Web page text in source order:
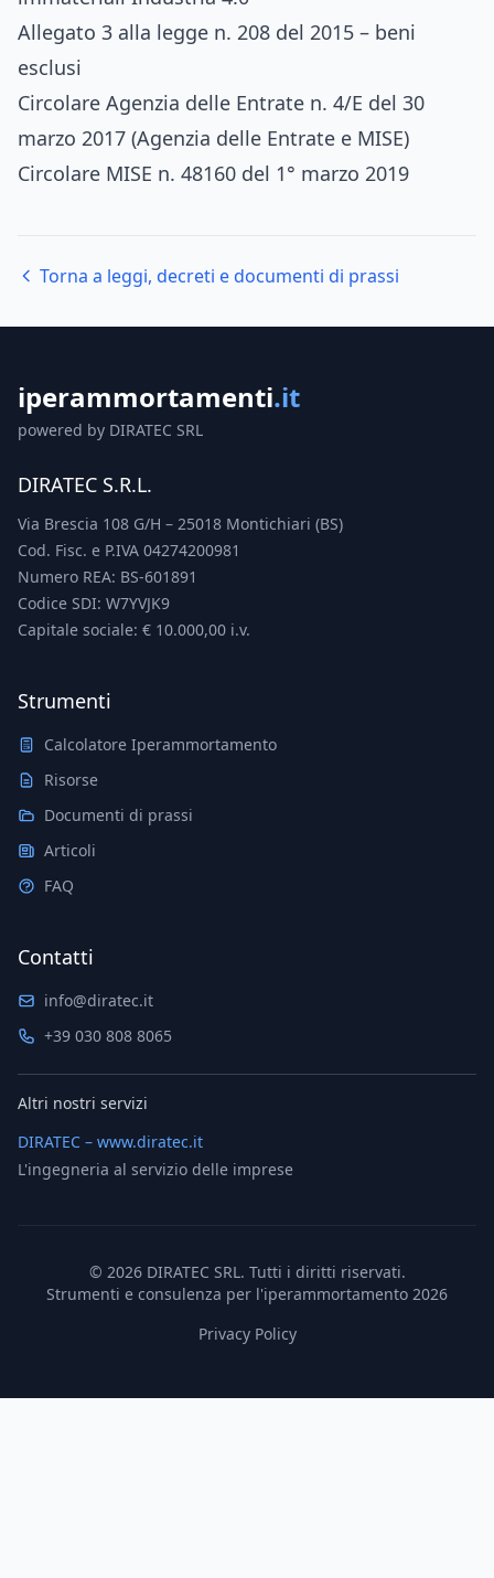
Allegato 3 alla legge n. 208 del 2015 – beni
esclusi
Circolare Agenzia delle Entrate n. 4/E del 30
marzo 2017 (Agenzia delle Entrate e MISE)
Circolare MISE n. 48160 del 1° marzo 2019
Torna a leggi, decreti e documenti di prassi
iperammortamenti.it
powered by DIRATEC SRL
DIRATEC S.R.L.
Via Brescia 108 G/H – 25018 Montichiari (BS)
Cod. Fisc. e P.IVA 04274200981
Numero REA: BS-601891
Codice SDI: W7YVJK9
Capitale sociale: € 10.000,00 i.v.
Strumenti
Calcolatore Iperammortamento
Risorse
Documenti di prassi
Articoli
FAQ
Contatti
info@diratec.it
+39 030 808 8065
Altri nostri servizi
DIRATEC – www.diratec.it
L'ingegneria al servizio delle imprese
© 2026DIRATEC SRL. Tutti i diritti riservati.
Strumenti e consulenza per l'iperammortamento 2026
Privacy Policy